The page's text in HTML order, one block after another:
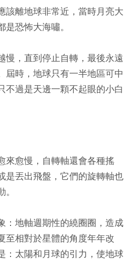
該離地球非常近，當時月亮大
恐怖大海嘯。
慢，直到停止自轉，最後永遠
屆時，地球只有一半地區可中
不過是天邊一顆不起眼的小白
來愈慢，自轉軸還會各種搖
是丟出飛盤，它們的旋轉軸也
：地軸週期性的繞圈圈，造成
至相對於星體的角度年年改
：太陽和月球的引力，使地球